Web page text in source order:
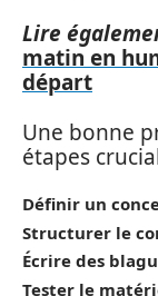
Lire
matin en
départ
Une bonne
étapes
Définir un
Structurer le
Écrire des
Tester le